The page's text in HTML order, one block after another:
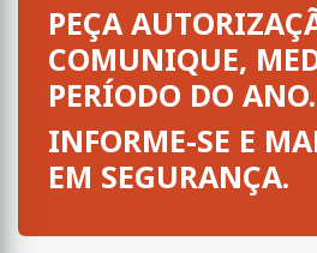
PEÇA
COMUNIQUE,
PERÍODO DO ANO.
INFORME-SE E
EM SEGURANÇA.